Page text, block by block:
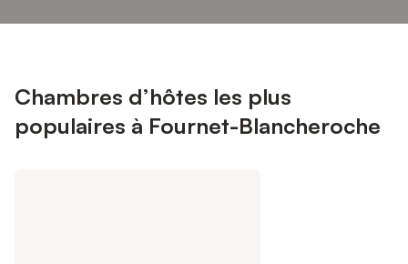
Chambres d’hôtes les plus
populaires à Fournet-Blancheroche